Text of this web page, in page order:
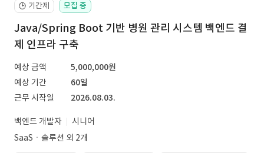
🕒 기간제 모집 중
Java/Spring Boot 기반 병원 관리 시스템 백엔드 결
제 인프라 구축
예상 금액
5,000,000원
예상 기간
60일
근무 시작일
2026.08.03.
백엔드 개발자
시니어
SaaSㆍ솔루션 외 2개